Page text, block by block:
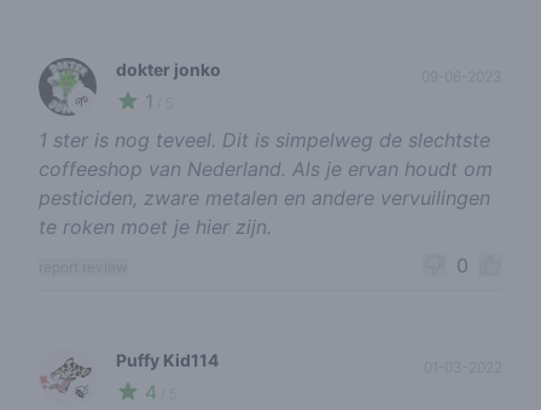
🌱
dokter jonko
1
09-06-2023
1 ster is nog teveel. Dit is simpelweg de slechtste
coffeeshop van Nederland. Als je ervan houdt om
pesticiden, zware metalen en andere vervuilingen
te roken moet je hier zijn.
0
🍃
Puffy Kid114
4
01-03-2022